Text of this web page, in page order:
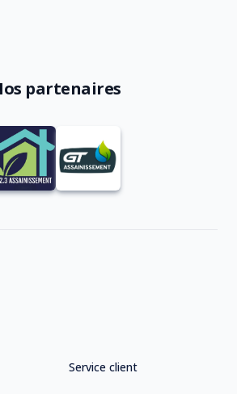
partenaires
Service client